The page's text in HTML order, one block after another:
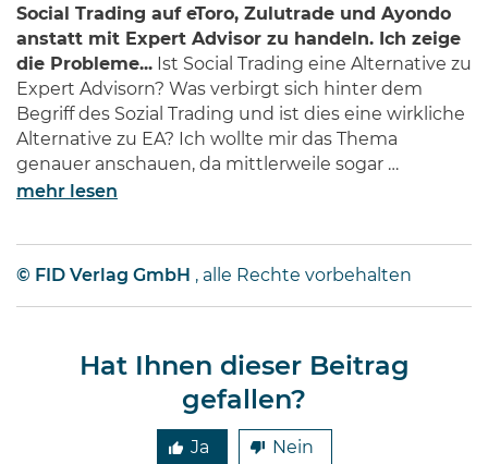
Social Trading auf eToro, Zulutrade und Ayondo
anstatt mit Expert Advisor zu handeln. Ich zeige
die Probleme... Ist Social Trading eine Alternative zu
Expert Advisorn? Was verbirgt sich hinter dem
Begriff des Sozial Trading und ist dies eine wirkliche
Alternative zu EA? Ich wollte mir das Thema
genauer anschauen, da mittlerweile sogar …
mehr lesen
© FID Verlag GmbH , alle Rechte vorbehalten
Hat Ihnen dieser Beitrag
gefallen?
Ja Nein